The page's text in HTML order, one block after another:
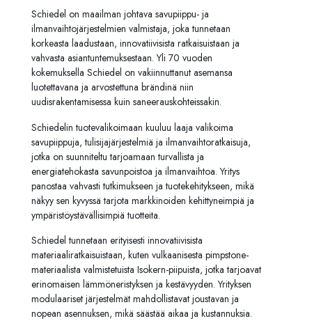
Schiedel on maailman johtava savupiippu- ja
ilmanvaihtojärjestelmien valmistaja, joka tunnetaan
korkeasta laadustaan, innovatiivisista ratkaisuistaan ja
vahvasta asiantuntemuksestaan. Yli 70 vuoden
kokemuksella Schiedel on vakiinnuttanut asemansa
luotettavana ja arvostettuna brändinä niin
uudisrakentamisessa kuin saneerauskohteissakin.
Schiedelin tuotevalikoimaan kuuluu laaja valikoima
savupiippuja, tulisijajärjestelmiä ja ilmanvaihtoratkaisuja,
jotka on suunniteltu tarjoamaan turvallista ja
energiatehokasta savunpoistoa ja ilmanvaihtoa. Yritys
panostaa vahvasti tutkimukseen ja tuotekehitykseen, mikä
näkyy sen kyvyssä tarjota markkinoiden kehittyneimpiä ja
ympäristöystävällisimpiä tuotteita.
Schiedel tunnetaan erityisesti innovatiivisista
materiaaliratkaisuistaan, kuten vulkaanisesta pimpstone-
materiaalista valmistetuista Isokern-piipuista, jotka tarjoavat
erinomaisen lämmöneristyksen ja kestävyyden. Yrityksen
modulaariset järjestelmät mahdollistavat joustavan ja
nopean asennuksen, mikä säästää aikaa ja kustannuksia.